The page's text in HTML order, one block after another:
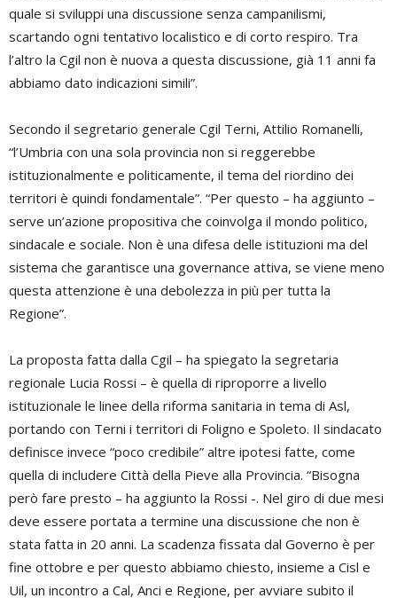
quale si sviluppi una discussione senza campanilismi,
scartando ogni tentativo localistico e di corto respiro. Tra
l’altro la Cgil non è nuova a questa discussione, già 11 anni fa
abbiamo dato indicazioni simili”.
Secondo il segretario generale Cgil Terni, Attilio Romanelli,
“l’Umbria con una sola provincia non si reggerebbe
istituzionalmente e politicamente, il tema del riordino dei
territori è quindi fondamentale”. “Per questo – ha aggiunto –
serve un’azione propositiva che coinvolga il mondo politico,
sindacale e sociale. Non è una difesa delle istituzioni ma del
sistema che garantisce una governance attiva, se viene meno
questa attenzione è una debolezza in più per tutta la
Regione”.
La proposta fatta dalla Cgil – ha spiegato la segretaria
regionale Lucia Rossi – è quella di riproporre a livello
istituzionale le linee della riforma sanitaria in tema di Asl,
portando con Terni i territori di Foligno e Spoleto. Il sindacato
definisce invece “poco credibile” altre ipotesi fatte, come
quella di includere Città della Pieve alla Provincia. “Bisogna
però fare presto – ha aggiunto la Rossi -. Nel giro di due mesi
deve essere portata a termine una discussione che non è
stata fatta in 20 anni. La scadenza fissata dal Governo è per
fine ottobre e per questo abbiamo chiesto, insieme a Cisl e
Uil, un incontro a Cal, Anci e Regione, per avviare subito il